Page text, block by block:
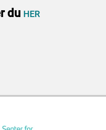
du HER